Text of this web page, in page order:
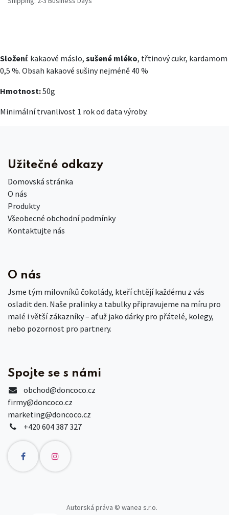
Složení: kakaové máslo, sušené mléko, třtinový cukr, kardamom
0,5 %. Obsah kakaové sušiny nejméně 40 %
Hmotnost:50g
Minimální trvanlivost 1 rok od data výroby.
Užitečné odkazy
Domovská stránka
O nás
Produkty
Všeobecné obchodní podmínky
Kontaktujte nás
O nás
Jsme tým milovníků čokolády, kteří chtějí každému z vás
osladit den. Naše pralinky a tabulky připravujeme na míru pro
malé i větší zákazníky – ať už jako dárky pro přátelé, kolegy,
nebo pozornost pro partnery.
Spojte se s námi
obchod@doncoco.cz
firmy@doncoco.cz
marketing@doncoco.cz
+420 604 387 327
Autorská práva © wanea s.r.o.